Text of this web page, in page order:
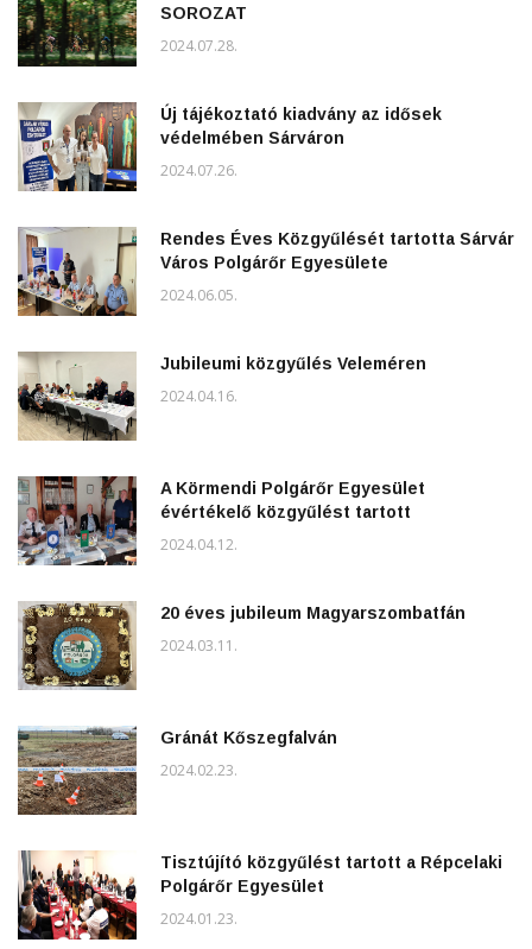
SOROZAT
2024.07.28.
Új tájékoztató kiadvány az idősek
védelmében Sárváron
2024.07.26.
Rendes Éves Közgyűlését tartotta Sárvár
Város Polgárőr Egyesülete
2024.06.05.
Jubileumi közgyűlés Veleméren
2024.04.16.
A Körmendi Polgárőr Egyesület
évértékelő közgyűlést tartott
2024.04.12.
20 éves jubileum Magyarszombatfán
2024.03.11.
Gránát Kőszegfalván
2024.02.23.
Tisztújító közgyűlést tartott a Répcelaki
Polgárőr Egyesület
2024.01.23.